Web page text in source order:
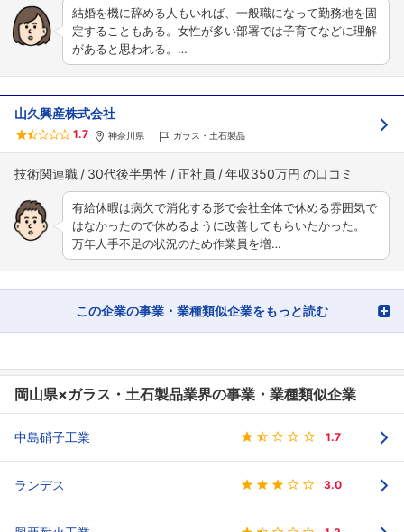
結婚を機に辞める人もいれば、一般職になって勤務地を固
定することもある。女性が多い部署では子育てなどに理解
があると思われる。…
山久興産株式会社
1.7 神奈川県 ガラス・土石製品
技術関連職 30代後半男性 正社員 年収350万円
有給休暇は病欠で消化する形で会社全体で休める雰囲気で
はなかったので休めるように改善してもらいたかった。
万年人手不足の状況のため作業員を増…
この企業の事業・業種類似企業をもっと読む
岡山県×ガラス・土石製品業界の事業・業種類似企業
中島硝子工業 1.7
ランデス 3.0